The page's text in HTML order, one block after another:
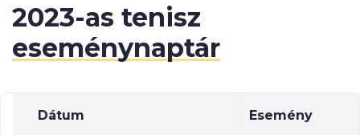
2023-as tenisz
eseménynaptár
Dátum Esemény